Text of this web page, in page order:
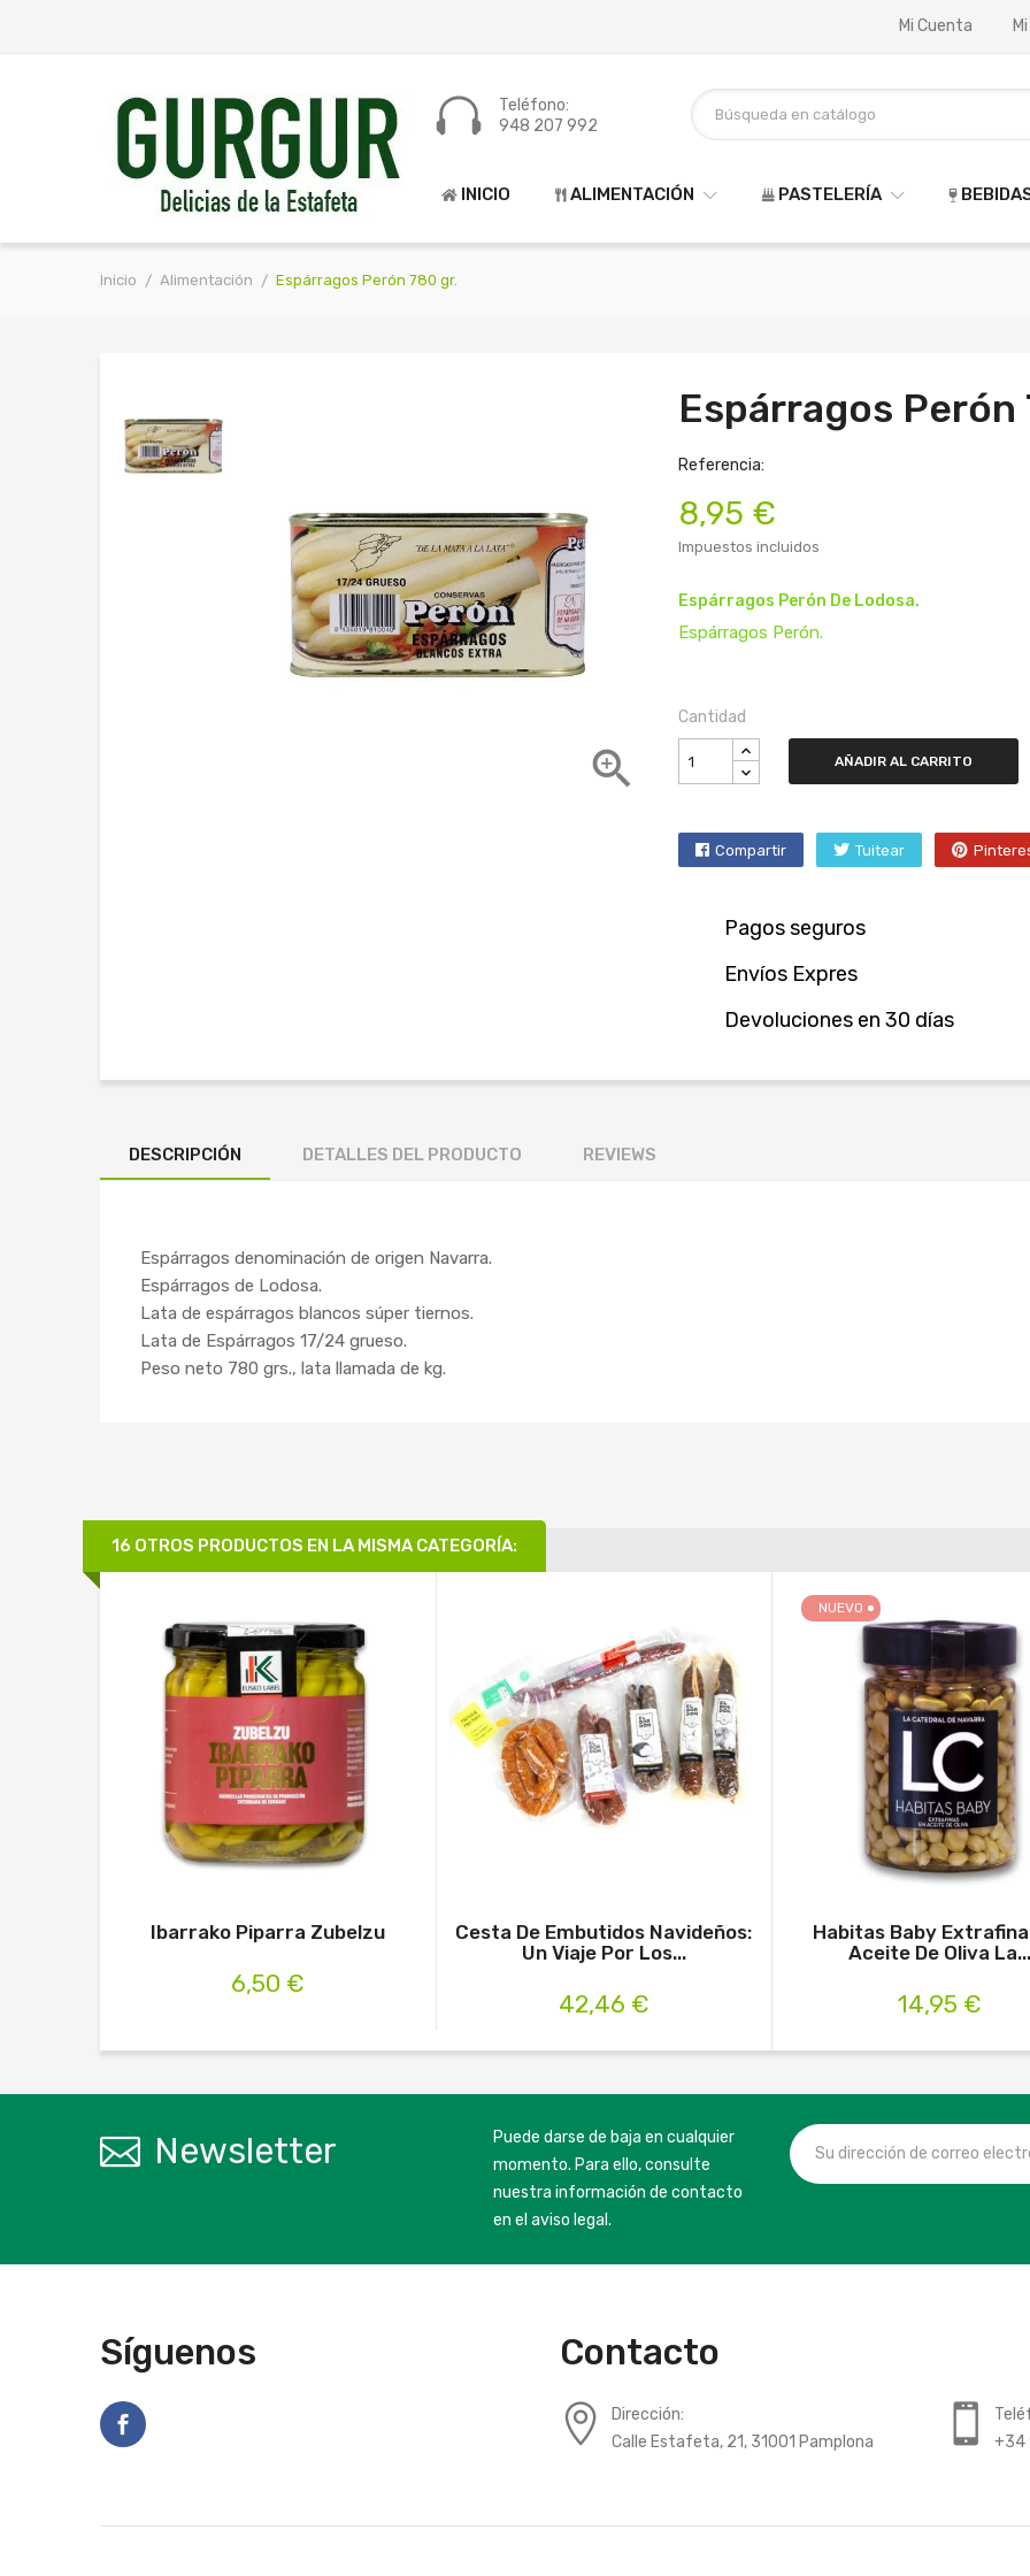
Mi Cuenta
Teléfono:
948 207 992
INICIO ALIMENTACIÓN PASTELERÍA
Inicio Alimentación Espárragos Perón 780 gr.

Espárragos Perón
Referencia:
8,95 €
Impuestos incluidos
Espárragos Perón De Lodosa.
Espárragos Perón.
Cantidad
AÑADIR AL CARRITO
Compartir Tuitear
Pagos seguros
Envíos Expres
Devoluciones en 30 días
DESCRIPCIÓN DETALLES DEL PRODUCTO REVIEWS
Espárragos denominación de origen Navarra.
Espárragos de Lodosa.
Lata de espárragos blancos súper tiernos.
Lata de Espárragos 17/24 grueso.
Peso neto 780 grs., lata llamada de kg.
16 OTROS PRODUCTOS EN LA MISMA CATEGORÍA:
Ibarrako Piparra Zubelzu
6,50 €
Cesta De Embutidos Navideños:
Un Viaje Por Los...
42,46 €
NUEVO
Habitas Baby
Aceite De Oliva
14,95 €
Newsletter
Puede darse de baja en cualquier
momento. Para ello, consulte
nuestra información de contacto
en el aviso legal.
Síguenos Contacto
Dirección:
Calle Estafeta, 21, 31001 Pamplona
+34